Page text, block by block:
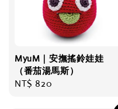
MyuM｜安撫搖鈴娃娃
（番茄湯馬斯）
Regular
NT$ 820